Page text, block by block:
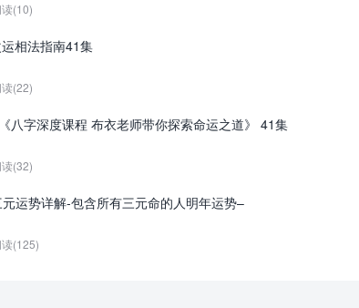
(10)
相法指南41集
(22)
八字深度课程 布衣老师带你探索命运之道》 41集
(32)
运势详解-包含所有三元命的人明年运势–
读(125)